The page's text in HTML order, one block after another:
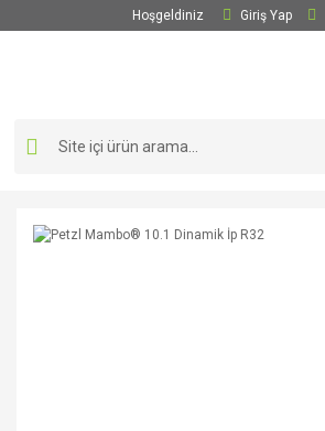
Hoşgeldiniz Giriş Yap